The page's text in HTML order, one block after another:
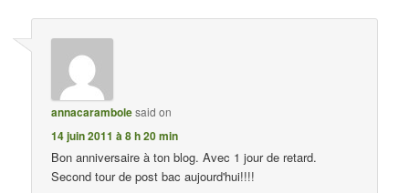
annacarambolesaid on
14 juin 2011 à 8 h 20 min
Bon anniversaire à ton blog. Avec 1 jour de retard.
Second tour de post bac aujourd'hui!!!!